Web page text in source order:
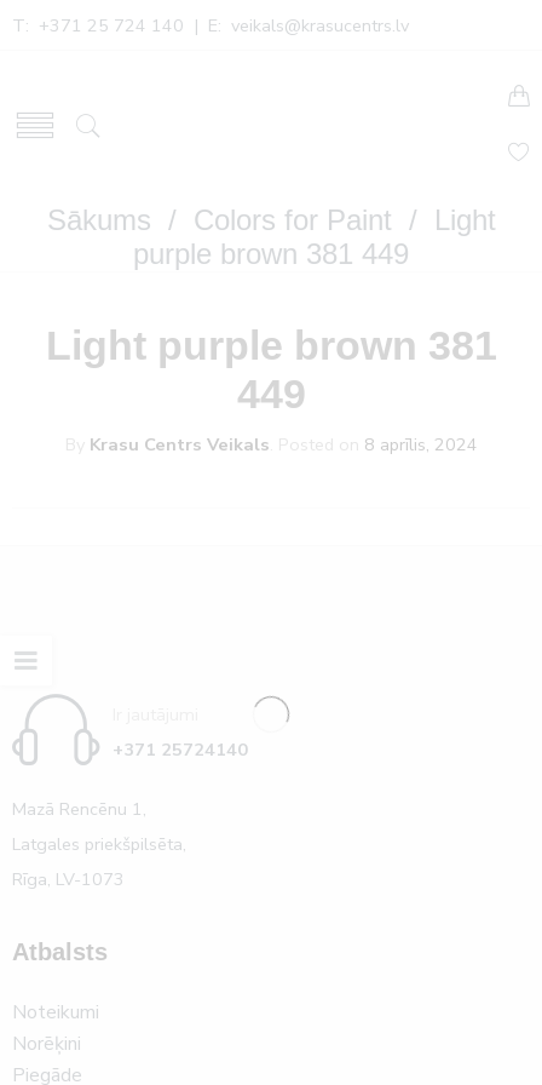
T: +371 25 724 140 | E: veikals@krasucentrs.lv
Sākums / Colors for Paint / Light
purple brown 381 449
Light purple brown 381
449
By Krasu Centrs Veikals Posted on 8 aprīlis, 2024
+371 25724140
Mazā Rencēnu 1,
Latgales priekšpilsēta,
Rīga, LV-1073
Atbalsts
Noteikumi
Norēķini
Piegāde